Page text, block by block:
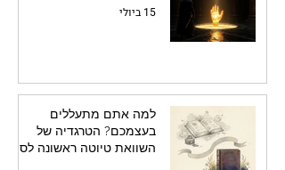
15 ביולי
למה אתם מתעללים
בעצמכם? הטרגדיה של
השוואת טיוטה ראשונה לספר